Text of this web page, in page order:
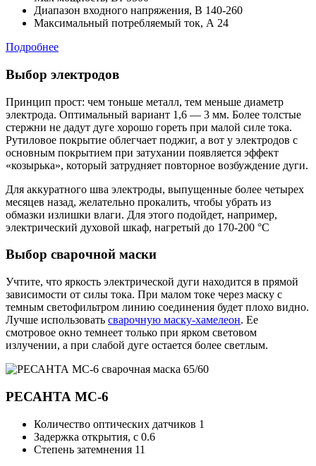
Диапазон входного напряжения, В 140-260
Максимальный потребляемый ток, А 24
Подробнее
Выбор электродов
Принцип прост: чем тоньше металл, тем меньше диаметр
электрода. Оптимальный вариант 1,6 — 3 мм. Более толстые
стержни не дадут дуге хорошо гореть при малой силе тока.
Рутиловое покрытие облегчает поджиг, а вот у электродов с
основным покрытием при затухании появляется эффект
«козырька», который затрудняет повторное возбуждение дуги.
Для аккуратного шва электроды, выпущенные более четырех
месяцев назад, желательно прокалить, чтобы убрать из
обмазки излишки влаги. Для этого подойдет, например,
электрический духовой шкаф, нагретый до 170-200 °C
Выбор сварочной маски
Учтите, что яркость электрической дуги находится в прямой
зависимости от силы тока. При малом токе через маску с
темным светофильтром линию соединения будет плохо видно.
Лучше использовать сварочную маску-хамелеон. Ее
смотровое окно темнеет только при ярком световом
излучении, а при слабой дуге остается более светлым.
РЕСАНТА МС-6
Количество оптических датчиков 1
Задержка открытия, с 0.6
Степень затемнения 11